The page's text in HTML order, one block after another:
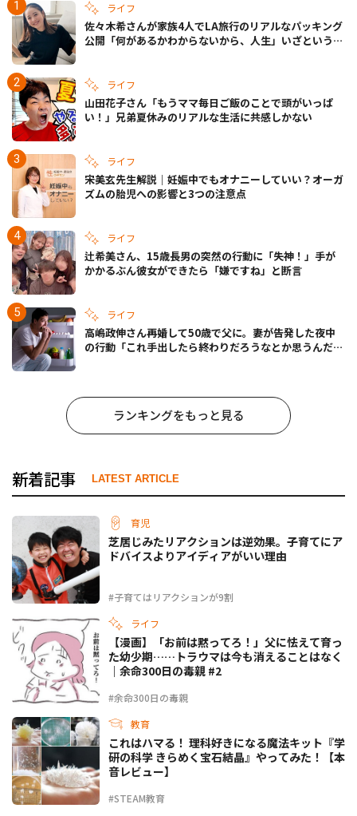
ライフ
佐々木希さんが家族4人でLA旅行のリアルなパッキング
公開「何があるかわからないから、人生」いざというと
ライフ
山田花子さん「もうママ毎日ご飯のことで頭がいっぱ
い！」兄弟夏休みのリアルな生活に共感しかない
ライフ
宋美玄先生解説｜妊娠中でもオナニーしていい？オーガ
ズムの胎児への影響と3つの注意点
ライフ
辻希美さん、15歳長男の突然の行動に「失神！」手が
かかるぶん彼女ができたら「嫌ですね」と断言
ライフ
高嶋政伸さん再婚して50歳で父に。妻が告発した夜中
の行動「これ手出したら終わりだろうなとか思うんだけ
ランキングをもっと見る
新着記事 LATEST ARTICLE
育児
#子育てはリアクションが9割
芝居じみたリアクションは逆効果。子育てにア
ドバイスよりアイディアがいい理由
ライフ
#余命300日の毒親
【漫画】「お前は黙ってろ！」父に怯えて育っ
た幼少期……トラウマは今も消えることはなく
｜余命300日の毒親 #2
教育
#STEAM教育
これはハマる！ 理科好きになる魔法キット『学
研の科学 きらめく宝石結晶』やってみた！【本
音レビュー】